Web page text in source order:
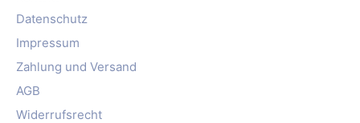
Datenschutz
Impressum
Zahlung und Versand
AGB
Widerrufsrecht